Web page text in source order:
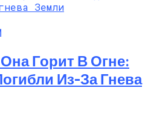
Горит В Огне:
Из-За Гнева